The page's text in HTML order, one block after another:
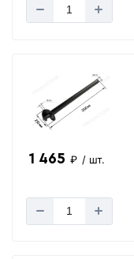
1 465 ₽ / шт.